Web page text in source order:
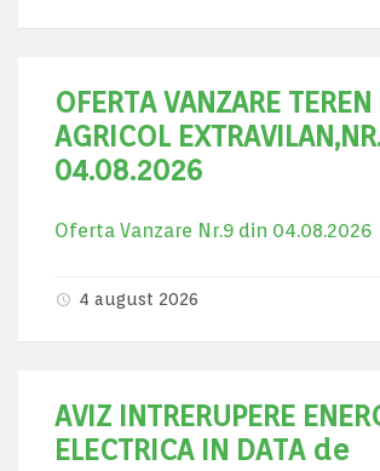
OFERTA VANZARE TEREN
AGRICOL
04.08.2026
Oferta Vanzare Nr.9 din 04.08.2026
4 august 2026
AVIZ INTRERUPERE
ELECTRICA IN DATA de